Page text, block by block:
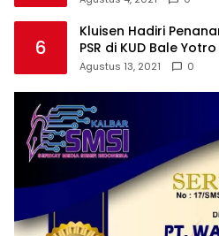
6
Kluisen Hadiri
PSR di KUD Bale
Agustus 13, 2021 0